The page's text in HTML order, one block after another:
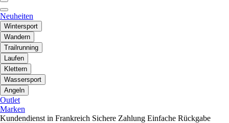
Neuheiten
Wintersport
Wandern
Trailrunning
Laufen
Klettern
Wassersport
Angeln
Outlet
Marken
Kundendienst in Frankreich Sichere Zahlung Einfache Rückgabe